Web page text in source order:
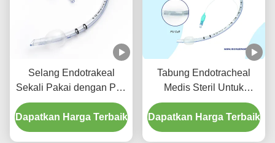
Selang Endotrakeal
Sekali Pakai dengan Port
Suction - PVC
Transparan Bebas DEHP
untuk Jaminan Kualitas
Dapatkan Harga Terbaik
Tabung Endotracheal
Medis Steril Untuk
Semua Ukuran Dengan
CE ISO
Dapatkan Harga Terbaik